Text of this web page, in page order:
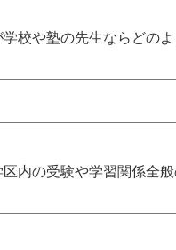
学校や塾の先生ならどの
区内の受験や学習関係全